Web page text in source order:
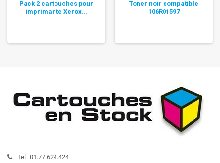
Pack 2 cartouches pour
imprimante Xerox...
Toner noir compatible
106R01597
Tel : 01.77.624.424